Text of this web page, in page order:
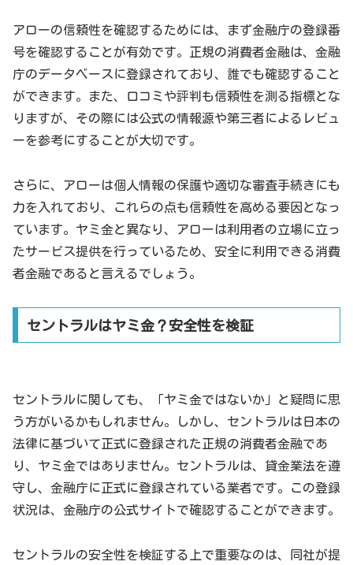
アローの信頼性を確認するためには、まず金融庁の登録番
号を確認することが有効です。正規の消費者金融は、金融
庁のデータベースに登録されており、誰でも確認すること
ができます。また、口コミや評判も信頼性を測る指標とな
りますが、その際には公式の情報源や第三者によるレビュ
ーを参考にすることが大切です。
さらに、アローは個人情報の保護や適切な審査手続きにも
力を入れており、これらの点も信頼性を高める要因となっ
ています。ヤミ金と異なり、アローは利用者の立場に立っ
たサービス提供を行っているため、安全に利用できる消費
者金融であると言えるでしょう。
セントラルはヤミ金？安全性を検証
セントラルに関しても、「ヤミ金ではないか」と疑問に思
う方がいるかもしれません。しかし、セントラルは日本の
法律に基づいて正式に登録された正規の消費者金融であ
り、ヤミ金ではありません。セントラルは、貸金業法を遵
守し、金融庁に正式に登録されている業者です。この登録
状況は、金融庁の公式サイトで確認することができます。
セントラルの安全性を検証する上で重要なのは、同社が提